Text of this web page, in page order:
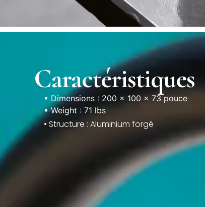
Caractéristiques
• Dimensions : 200 × 100 × 73 pouce
• Weight : 71 lbs
• Structure : Aluminium forgé